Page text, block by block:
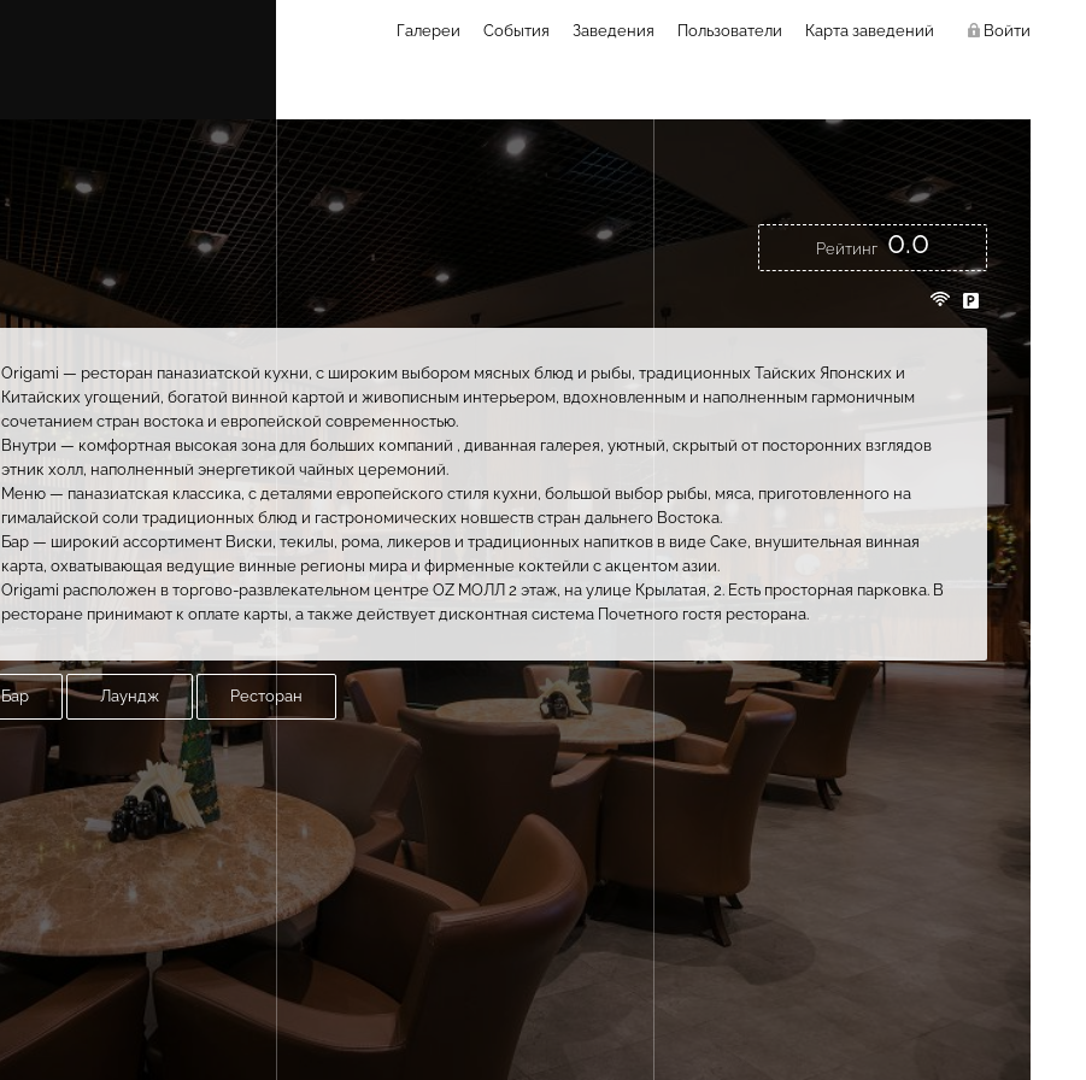
Войти
Галереи События Заведения Пользователи Карта заведений
Рейтинг 0.0
Origami — ресторан паназиатской кухни, с широким выбором мясных блюд и рыбы, традиционных Тайских Японских и
Китайских угощений, богатой винной картой и живописным интерьером, вдохновленным и наполненным гармоничным
сочетанием стран востока и европейской современностью.
Внутри — комфортная высокая зона для больших компаний , диванная галерея, уютный, скрытый от посторонних взглядов
этник холл, наполненный энергетикой чайных церемоний.
Меню — паназиатская классика, с деталями европейского стиля кухни, большой выбор рыбы, мяса, приготовленного на
гималайской соли традиционных блюд и гастрономических новшеств стран дальнего Востока.
Бар — широкий ассортимент Виски, текилы, рома, ликеров и традиционных напитков в виде Саке, внушительная винная
карта, охватывающая ведущие винные регионы мира и фирменные коктейли с акцентом азии.
Origami расположен в торгово-развлекательном центре OZ МОЛЛ 2 этаж, на улице Крылатая, 2. Есть просторная парковка. В
ресторане принимают к оплате карты, а также действует дисконтная система Почетного гостя ресторана.
Бар Лаундж Ресторан